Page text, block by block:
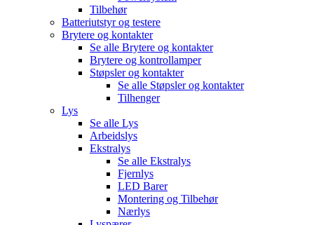
Tilbehør
Batteriutstyr og testere
Brytere og kontakter
Se alle Brytere og kontakter
Brytere og kontrollamper
Støpsler og kontakter
Se alle Støpsler og kontakter
Tilhenger
Lys
Se alle Lys
Arbeidslys
Ekstralys
Se alle Ekstralys
Fjernlys
LED Barer
Montering og Tilbehør
Nærlys